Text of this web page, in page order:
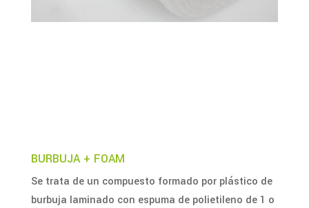
BURBUJA + FOAM
Se trata de un compuesto formado por plástico de
burbuja laminado con espuma de polietileno de 1 o